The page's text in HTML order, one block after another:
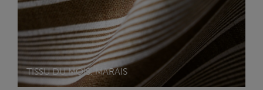
TISSU DU MOIS: MARAIS